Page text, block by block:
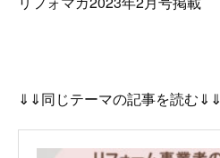
⇓⇓同じテーマの記事を読む⇓⇓